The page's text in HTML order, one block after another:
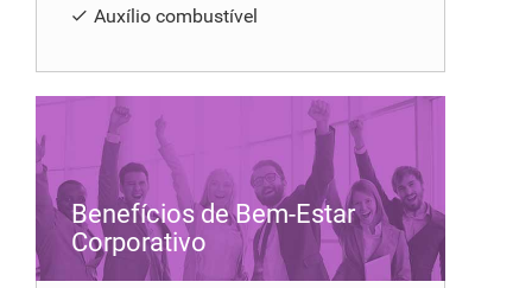
Auxílio combustível
Benefícios de Bem-Estar
Corporativo